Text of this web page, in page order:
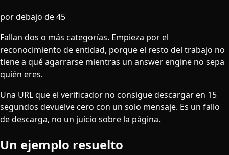
por debajo de 45
Fallan dos o más categorías. Empieza por el
reconocimiento de entidad, porque el resto del trabajo no
tiene a qué agarrarse mientras un answer engine no sepa
quién eres.
Una URL que el verificador no consigue descargar en 15
segundos devuelve cero con un solo mensaje. Es un fallo
de descarga, no un juicio sobre la página.
Un ejemplo resuelto